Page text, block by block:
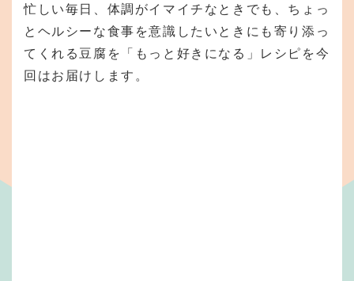
忙しい毎日、体調がイマイチなときでも、ちょっ
とヘルシーな食事を意識したいときにも寄り添っ
てくれる豆腐を「もっと好きになる」レシピを今
回はお届けします。